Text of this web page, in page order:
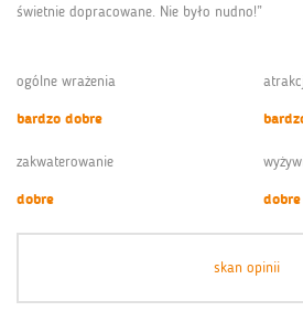
świetnie dopracowane. Nie było nudno!”
ogólne wrażenia
bardzo dobre
zakwaterowanie
dobre
dobre
skan opinii